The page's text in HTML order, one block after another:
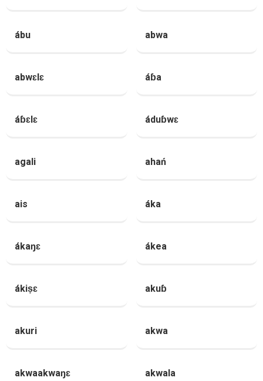
ábu abwa
abwɛlɛ áɓa
áɓɛlɛ áduɓwɛ
agali ahań
ais áka
ákaŋɛ ákea
ákiṣɛ akuɓ
akuri akwa
akwaakwaŋɛ akwala